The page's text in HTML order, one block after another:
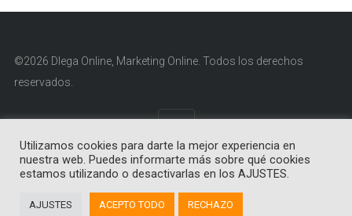
©2026 Dlega Online, Marketing Online. Todos los derechos
reservados.
Aviso Legal|Política de Cookies|Política de Privacidad
Utilizamos cookies para darte la mejor experiencia en
nuestra web. Puedes informarte más sobre qué cookies
estamos utilizando o desactivarlas en los AJUSTES.
AJUSTES ACEPTO TODO RECHAZO